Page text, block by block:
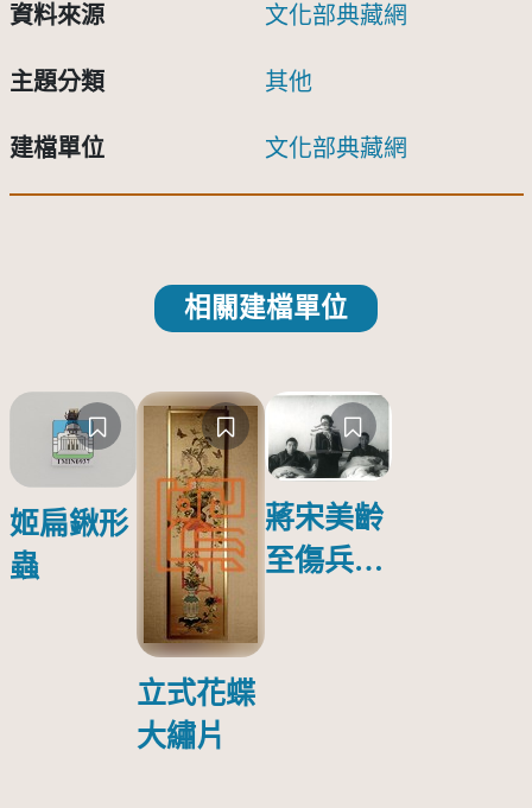
資料來源 文化部典藏網
主題分類 其他
建檔單位 文化部典藏網
相關建檔單位
姬扁鍬形
蟲
立式花蝶
大繡片
蔣宋美齡
至傷兵醫
傷日本戰